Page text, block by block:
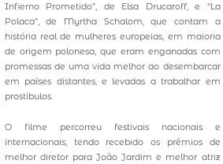
Infierno Prometido”, de Elsa Drucaroff, e “La
Polaca”, de Myrtha Schalom, que contam a
história real de mulheres europeias, em maioria
de origem polonesa, que eram enganadas com
promessas de uma vida melhor ao desembarcar
em países distantes, e levadas a trabalhar em
prostíbulos.
O filme percorreu festivais nacionais e
internacionais, tendo recebido os prêmios de
melhor diretor para João Jardim e melhor atriz